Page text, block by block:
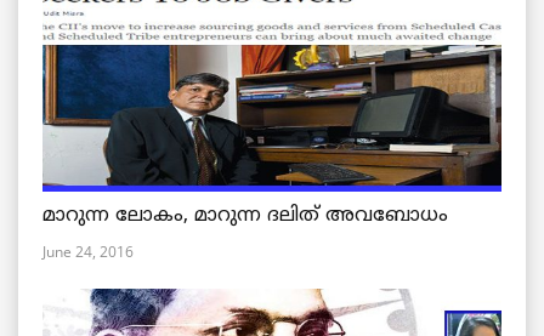
മാറുന്ന ലോകം, മാറുന്ന ദലിത് അവബോധം
June 24, 2016